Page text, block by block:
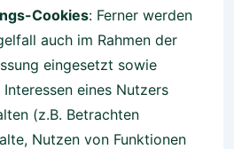
Cookies: Ferner werden
auch im Rahmen der
eingesetzt sowie
eines Nutzers
(z.B. Betrachten
Nutzen von Funktionen